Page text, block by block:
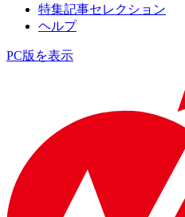
特集記事セレクション
ヘルプ
PC版を表示